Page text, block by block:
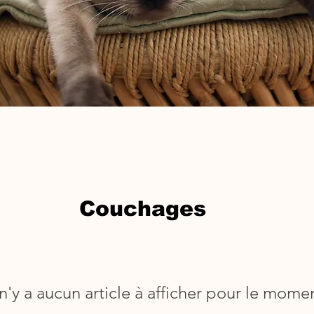
Couchages
a aucun article à afficher pour le